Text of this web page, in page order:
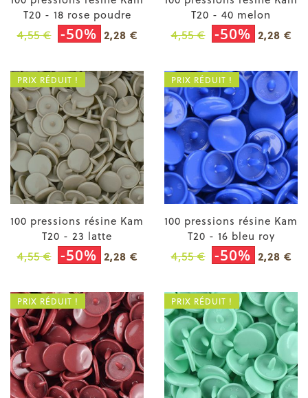
T20 - 18 rose poudre
4,55 € -50% 2,28 €
T20 - 40 melon
4,55 € -50% 2,28 €
100 pressions résine Kam
T20 - 23 latte
4,55 € -50% 2,28 €
PRIX RÉDUIT !
100 pressions résine Kam
T20 - 16 bleu roy
4,55 € -50% 2,28 €
PRIX RÉDUIT !
PRIX RÉDUIT ! PRIX RÉDUIT !